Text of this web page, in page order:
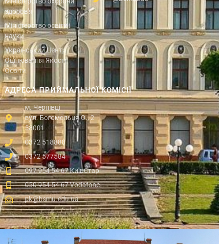
АДРЕСА ПРИЙМАЛЬНОЇ КОМІСІЇ
м. Чернівці
вул. Богомольця О., 2
58001
0372 518888
0372 577584
097 954 54 67 КиївСтар
050 954 54 67 Vodafone
pk@bsmu.edu.ua
здоров'я
Міністерство освіти і
науки
Український Центр
Оцінювання Якості
Освіти